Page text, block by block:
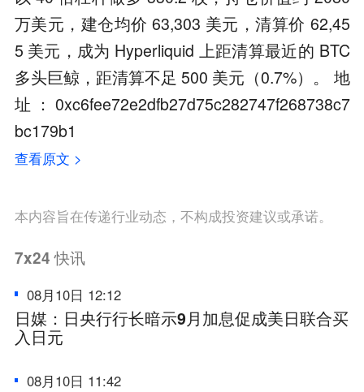
万美元，建仓均价 63,303 美元，清算价 62,45
5 美元，成为 Hyperliquid 上距清算最近的 BTC
多头巨鲸，距清算不足 500 美元（0.7%）。 地
址：0xc6fee72e2dfb27d75c282747f268738c7
bc179b1
查看原文 >
本内容旨在传递行业动态，不构成投资建议或承诺。
7x24快讯
08月10日 12:12
日媒：日央行行长暗示9月加息促成美日联合买
入日元
08月10日 11:42